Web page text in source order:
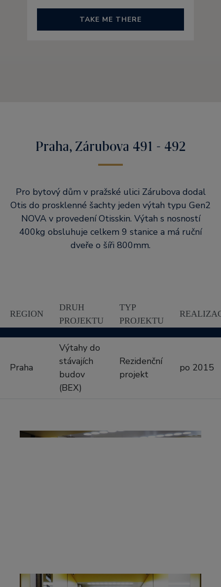
TAKE ME THERE
Praha, Zárubova 491 - 492
Pro bytový dům v pražské ulici Zárubova dodal
Otis do prosklenné šachty jeden výtah typu Gen2
NOVA v provedení Otisskin. Výtah s nosností
400kg obsluhuje celkem 9 stanice a má ruční
dveře o šíři 800mm.
REGION
DRUH
PROJEKTU
TYP
PROJEKTU
Praha
Výtahy do
stávajích
budov
(BEX)
Rezidenční
projekt
po 2015